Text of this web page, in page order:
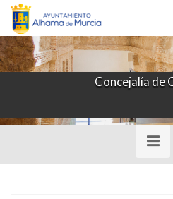
Concejalía de